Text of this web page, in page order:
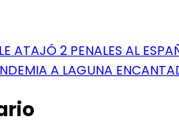
ATAJÓ 2 PENALES AL
A LAGUNA